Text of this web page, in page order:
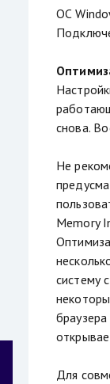
ОС
снова.
Не
Memory
систему
Для